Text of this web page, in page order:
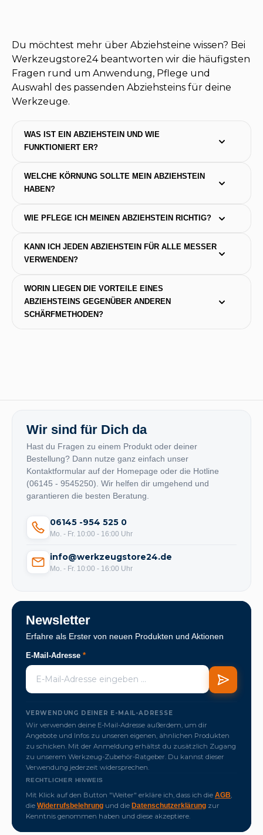
Du möchtest mehr über Abziehsteine wissen? Bei
Werkzeugstore24 beantworten wir die häufigsten
Fragen rund um Anwendung, Pflege und
Auswahl des passenden Abziehsteins für deine
Werkzeuge.
WAS IST EIN ABZIEHSTEIN UND WIE
FUNKTIONIERT ER?
WELCHE KÖRNUNG SOLLTE MEIN ABZIEHSTEIN
HABEN?
WIE PFLEGE ICH MEINEN ABZIEHSTEIN RICHTIG?
KANN ICH JEDEN ABZIEHSTEIN FÜR ALLE MESSER
VERWENDEN?
WORIN LIEGEN DIE VORTEILE EINES
ABZIEHSTEINS GEGENÜBER ANDEREN
SCHÄRFMETHODEN?
Wir sind für Dich da
Hast du Fragen zu einem Produkt oder deiner
Bestellung? Dann nutze ganz einfach unser
Kontaktformular auf der Homepage oder die Hotline
(06145 - 9545250). Wir helfen dir umgehend und
garantieren die besten Beratung.
06145 -954 525 0
Mo. - Fr. 10:00 - 16:00 Uhr
info@werkzeugstore24.de
Mo. - Fr. 10:00 - 16:00 Uhr
Newsletter
Erfahre als Erster von neuen Produkten und Aktionen
E-Mail-Adresse *
VERWENDUNG DEINER E-MAIL-ADRESSE
Wir verwenden deine E-Mail-Adresse außerdem, um dir
Angebote und Infos zu unseren eigenen, ähnlichen Produkten
zu schicken. Mit der Anmeldung erhältst du zusätzlich Zugang
zu unserem Werkzeug-Zubehör-Ratgeber. Du kannst dieser
Verwendung jederzeit widersprechen.
RECHTLICHER HINWEIS
Mit Klick auf den Button "Weiter" erkläre ich, dass ich die AGB,
die Widerrufsbelehrung und die Datenschutzerklärung zur
Kenntnis genommen haben und diese akzeptiere.